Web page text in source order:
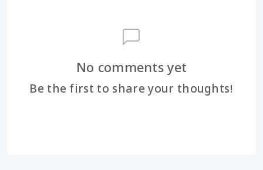
No comments yet
Be the first to share your thoughts!